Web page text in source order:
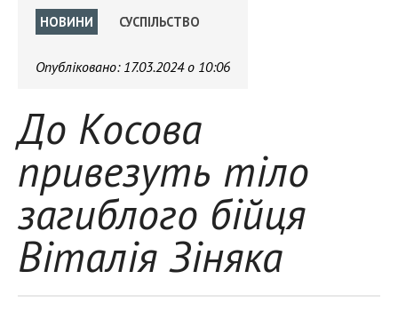
НОВИНИ СУСПІЛЬСТВО
Опубліковано: 17.03.2024 о 10:06
До Косова
привезуть тіло
загиблого бійця
Віталія Зіняка